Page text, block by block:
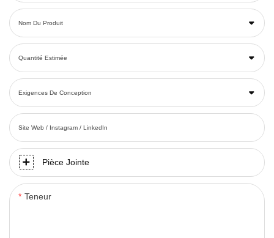
Nom Du Produit
Quantité Estimée
Exigences De Conception
Site Web / Instagram / LinkedIn
Pièce Jointe
Teneur